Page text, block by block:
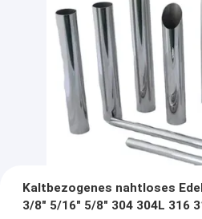
Kaltbezogenes nahtloses
3/8" 5/16" 5/8" 304 304L 316